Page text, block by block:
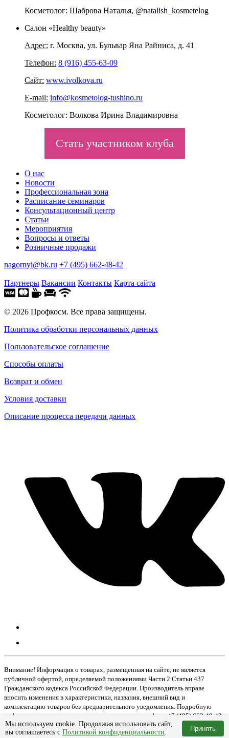
Мы используем cookie. Продолжая использовать сайт,
вы соглашаетесь с Политикой конфиденциальности. Принять
Косметолог: Шаброва Наталья, @natalish_kosmetelog
Салон «Healthy beauty»
Адрес: г. Москва, ул. Бульвар Яна Райниса, д. 41
Телефон: 8 (916) 455-63-09
Сайт: www.ivolkova.ru
E-mail: info@kosmetolog-tushino.ru
Косметолог: Волкова Ирина Владимировна
Стать участником клуба
О нас
Новости
Профессиональная зона
Расписание семинаров
Консультационный центр
Статьи
Мероприятия
Вопросы и ответы
Розничные продажи
nagornyi@bk.ru +7 (495) 662-48-42
Партнеры Вакансии Контакты Карта сайта
© 2026 Профкосм. Все права защищены.
Политика обработки персональных данных
Пользовательское соглашение
Способы оплаты
Возврат и обмен
Условия доставки
Описание процесса передачи данных
Внимание! Информация о товарах, размещенная на сайте, не является
публичной офертой, определяемой положениями Части 2 Статьи 437
Гражданского кодекса Российской Федерации. Производитель вправе
вносить изменения в характеристики, названия, внешний вид и
комплектацию товаров без предварительного уведомления. Подробную
информацию о товаре вы можете получить по телефону +7 (495) 662-48-42